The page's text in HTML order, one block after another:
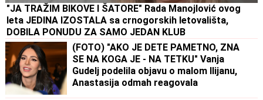
"JA TRAŽIM BIKOVE I ŠATORE" Rada Manojlović ovog
leta JEDINA IZOSTALA sa crnogorskih letovališta,
DOBILA PONUDU ZA SAMO JEDAN KLUB
(FOTO) "AKO JE DETE PAMETNO, ZNA
SE NA KOGA JE - NA TETKU" Vanja
Gudelj podelila objavu o malom Ilijanu,
Anastasija odmah reagovala